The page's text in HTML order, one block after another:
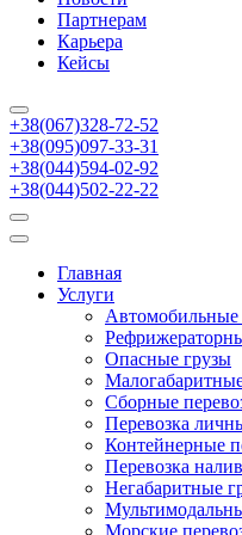
Партнерам
Карьера
Кейсы
+38(067)328-72-52
+38(095)097-33-31
+38(044)594-02-92
+38(044)502-22-22
Главная
Услуги
Автомобильные
Опасные грузы
Сборные
Перевозка
Контейнерные
Перевозка
Негабаритные
Морские